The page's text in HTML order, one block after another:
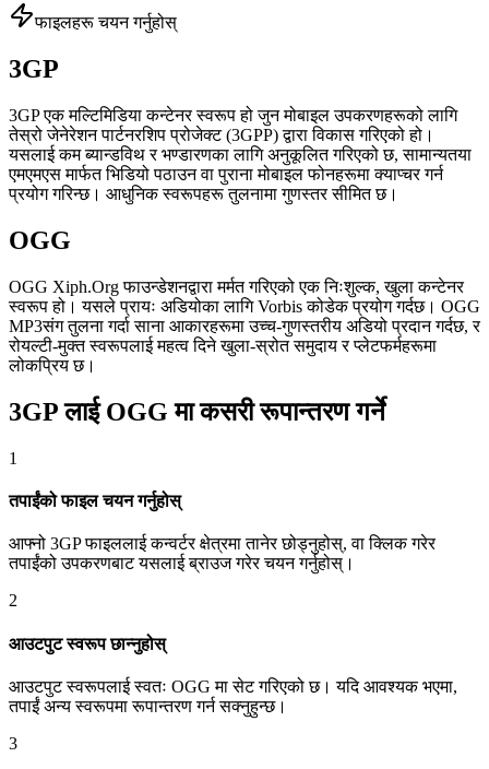
फाइलहरू चयन गर्नुहोस्
3GP
3GP एक मल्टिमिडिया कन्टेनर स्वरूप हो जुन मोबाइल उपकरणहरूको लागि
तेस्रो जेनेरेशन पार्टनरशिप प्रोजेक्ट (3GPP) द्वारा विकास गरिएको हो।
यसलाई कम ब्यान्डविथ र भण्डारणका लागि अनुकूलित गरिएको छ, सामान्यतया
एमएमएस मार्फत भिडियो पठाउन वा पुराना मोबाइल फोनहरूमा क्याप्चर गर्न
प्रयोग गरिन्छ। आधुनिक स्वरूपहरू तुलनामा गुणस्तर सीमित छ।
OGG
OGG Xiph.Org फाउन्डेशनद्वारा मर्मत गरिएको एक निःशुल्क, खुला कन्टेनर
स्वरूप हो। यसले प्रायः अडियोका लागि Vorbis कोडेक प्रयोग गर्दछ। OGG
MP3संग तुलना गर्दा साना आकारहरूमा उच्च-गुणस्तरीय अडियो प्रदान गर्दछ, र
रोयल्टी-मुक्त स्वरूपलाई महत्व दिने खुला-स्रोत समुदाय र प्लेटफर्महरूमा
लोकप्रिय छ।
3GP लाई OGG मा कसरी रूपान्तरण गर्ने
1
तपाईंको फाइल चयन गर्नुहोस्
आफ्नो 3GP फाइललाई कन्वर्टर क्षेत्रमा तानेर छोड्नुहोस्, वा क्लिक गरेर
तपाईंको उपकरणबाट यसलाई ब्राउज गरेर चयन गर्नुहोस्।
2
आउटपुट स्वरूप छान्नुहोस्
आउटपुट स्वरूपलाई स्वतः OGG मा सेट गरिएको छ। यदि आवश्यक भएमा,
तपाईं अन्य स्वरूपमा रूपान्तरण गर्न सक्नुहुन्छ।
3